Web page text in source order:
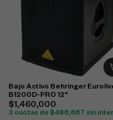
Bajo Activo Behringer
B1200D-PRO 12"
$1,460,000
3 cuotas de $486,667 sin